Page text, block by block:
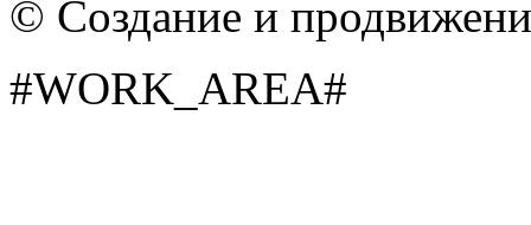
© Создание и
#WORK_AREA#